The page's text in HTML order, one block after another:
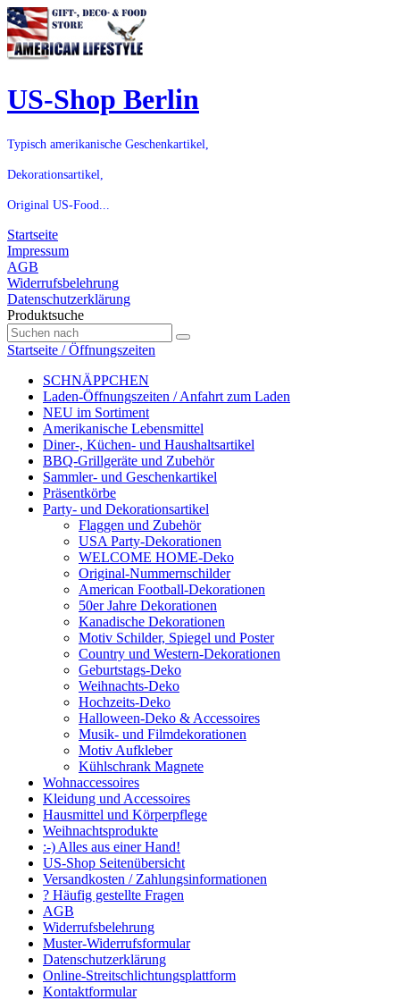
US-Shop Berlin
Typisch amerikanische Geschenkartikel,
Dekorationsartikel,
Original US-Food...
Startseite
Impressum
AGB
Widerrufsbelehrung
Datenschutzerklärung
Produktsuche
Startseite / Öffnungszeiten
SCHNÄPPCHEN
Laden-Öffnungszeiten / Anfahrt zum Laden
NEU im Sortiment
Amerikanische Lebensmittel
Diner-, Küchen- und Haushaltsartikel
BBQ-Grillgeräte und Zubehör
Sammler- und Geschenkartikel
Präsentkörbe
Party- und Dekorationsartikel
Flaggen und Zubehör
USA Party-Dekorationen
WELCOME HOME-Deko
Original-Nummernschilder
American Football-Dekorationen
50er Jahre Dekorationen
Kanadische Dekorationen
Motiv Schilder, Spiegel und Poster
Country und Western-Dekorationen
Geburtstags-Deko
Weihnachts-Deko
Hochzeits-Deko
Halloween-Deko & Accessoires
Musik- und Filmdekorationen
Motiv Aufkleber
Kühlschrank Magnete
Wohnaccessoires
Kleidung und Accessoires
Hausmittel und Körperpflege
Weihnachtsprodukte
:-) Alles aus einer Hand!
US-Shop Seitenübersicht
Versandkosten / Zahlungsinformationen
? Häufig gestellte Fragen
AGB
Widerrufsbelehrung
Muster-Widerrufsformular
Datenschutzerklärung
Online-Streitschlichtungsplattform
Kontaktformular